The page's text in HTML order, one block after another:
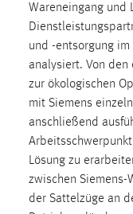
Wareneingang und
und -entsorgung
analysiert. Von den
zur ökologischen
mit Siemens
anschließend
Lösung zu
zwischen Siemens-
der Sattelzüge an
Name:
site-language-
Zweck:
Das Cookie
Cookie
30 Tage